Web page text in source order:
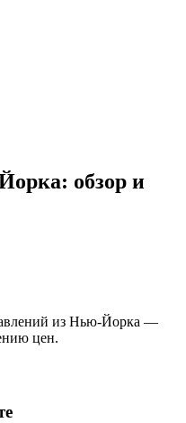
обзор и
из Нью-Йорка —
цен.